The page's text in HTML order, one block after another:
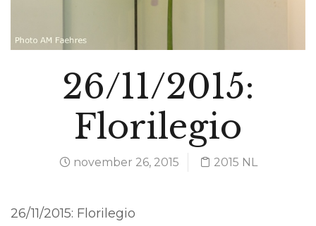
26/11/2015:
Florilegio
november 26, 2015 2015 NL
26/11/2015: Florilegio